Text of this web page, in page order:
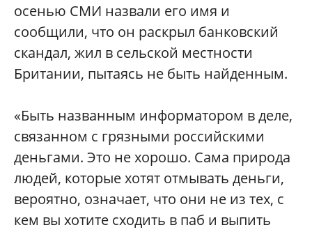
осенью СМИ назвали его имя и
сообщили, что он раскрыл банковский
скандал, жил в сельской местности
Британии, пытаясь не быть найденным.
«Быть названным информатором в деле,
связанном с грязными российскими
деньгами. Это не хорошо. Сама природа
людей, которые хотят отмывать деньги,
вероятно, означает, что они не из тех, с
кем вы хотите сходить в паб и выпить